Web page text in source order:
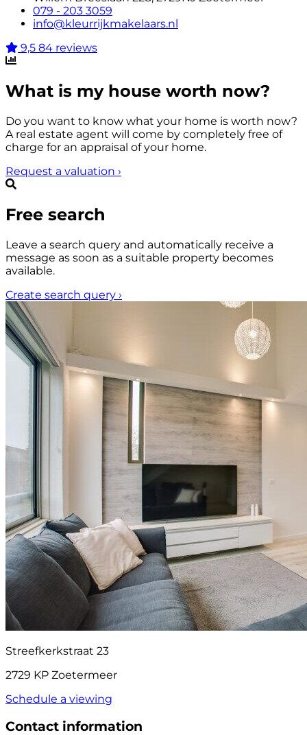
079 - 203 3059
info@kleurrijkmakelaars.nl
9,5 84 reviews
What is my house worth now?
Do you want to know what your home is worth now?
A real estate agent will come by completely free of
charge for an appraisal of your home.
Request a valuation ›
Free search
Leave a search query and automatically receive a
message as soon as a suitable property becomes
available.
Create search query ›
Streefkerkstraat 23
2729 KP Zoetermeer
Schedule a viewing
Contact information